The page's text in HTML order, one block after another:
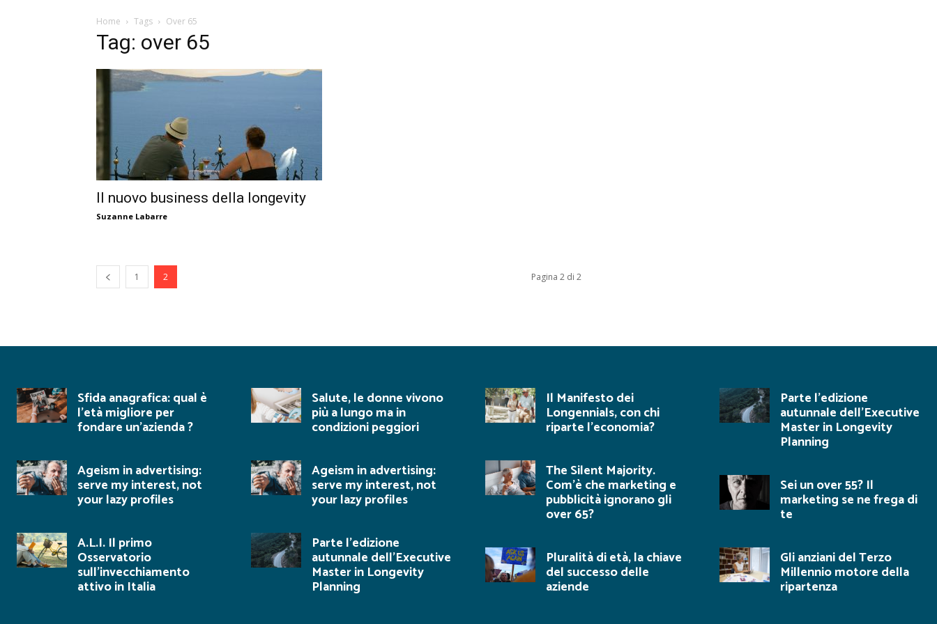
Home Tags Over 65
Tag: over 65
Il nuovo business della longevity
Suzanne Labarre
1 2 Pagina 2 di 2
Sfida anagrafica: qual è
l’età migliore per
fondare un’azienda ?
Ageism in advertising:
serve my interest, not
your lazy profiles
A.L.I. Il primo
Osservatorio
sull’invecchiamento
attivo in Italia
Salute, le donne vivono
più a lungo ma in
condizioni peggiori
Ageism in advertising:
serve my interest, not
your lazy profiles
Parte l’edizione
autunnale dell’Executive
Master in Longevity
Planning
Il Manifesto dei
Longennials, con chi
riparte l’economia?
The Silent Majority.
Com’è che marketing e
pubblicità ignorano gli
over 65?
Pluralità di età, la chiave
del successo delle
aziende
Parte l’edizione
autunnale dell’Executive
Master in Longevity
Planning
Sei un over 55? Il
marketing se ne frega di
te
Gli anziani del Terzo
Millennio motore della
ripartenza